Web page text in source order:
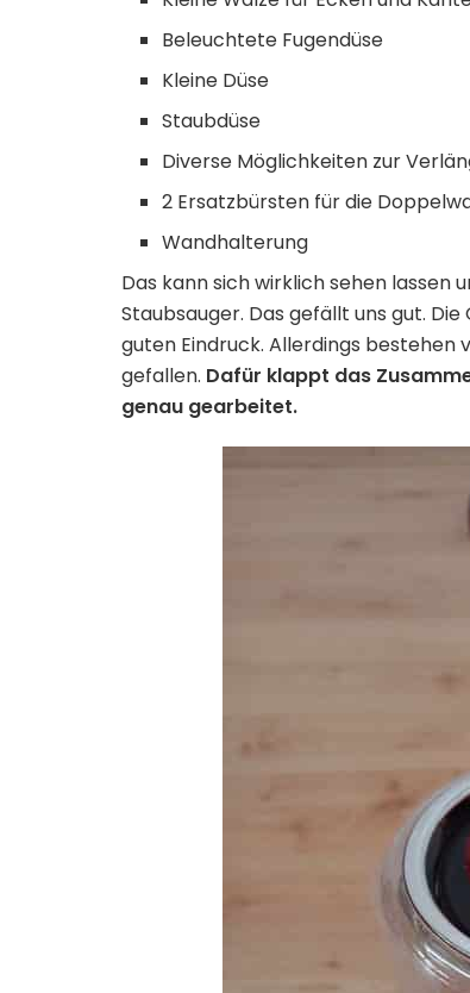
Beleuchtete Fugendüse
Kleine Düse
Staubdüse
Diverse Möglichkeiten zur
2 Ersatzbürsten für die
Wandhalterung
Das kann sich wirklich sehen
Staubsauger. Das gefällt uns gut.
guten Eindruck. Allerdings bestehen
gefallen. Dafür klappt das
genau gearbeitet.